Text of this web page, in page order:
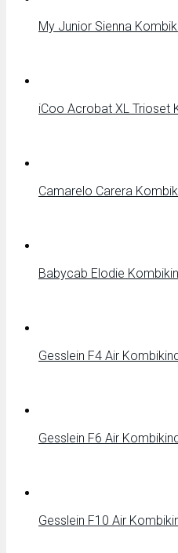
My Junior Sienna
iCoo Acrobat XL Trioset
Camarelo Carera
Babycab Elodie
Gesslein F4 Air
Gesslein F6 Air
Gesslein F10 Air